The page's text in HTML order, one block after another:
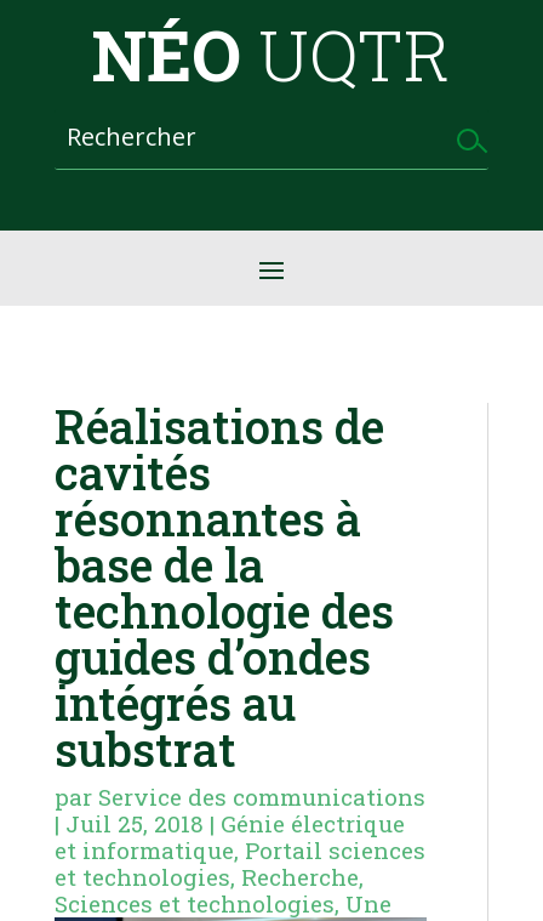
NÉO UQTR
Réalisations de
cavités
résonnantes à
base de la
technologie des
guides d’ondes
intégrés au
substrat
par Service des communications
| Juil 25, 2018 | Génie électrique
et informatique, Portail sciences
et technologies, Recherche,
Sciences et technologies, Une